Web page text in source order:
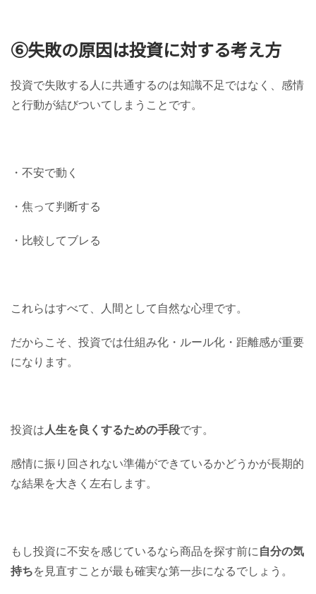
⑥失敗の原因は投資に対する考え方
投資で失敗する人に共通するのは知識不足ではなく、感情
と行動が結びついてしまうことです。
・不安で動く
・焦って判断する
・比較してブレる
これらはすべて、人間として自然な心理です。
だからこそ、投資では仕組み化・ルール化・距離感が重要
になります。
投資は 人生を良くするための手段です。
感情に振り回されない準備ができているかどうかが長期的
な結果を大きく左右します。
もし投資に不安を感じているなら商品を探す前に 自分の気
持ちを見直すことが最も確実な第一歩になるでしょう。